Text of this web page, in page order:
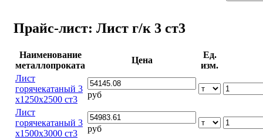
Прайс-лист: Лист г/к 3 ст3
Наименование
металлопроката
Цена
Ед.
изм.
Лист
горячекатаный 3
х1250х2500 ст3
руб
Лист
горячекатаный 3
х1500х3000 ст3
руб